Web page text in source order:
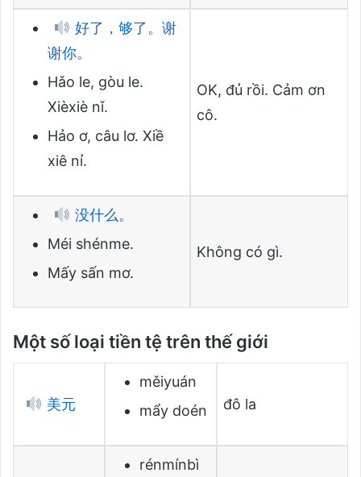
好了，够了。谢
谢你。
Hǎo le, gòu le.
Xièxiè nǐ.
Hảo ơ, câu lơ. Xiề
xiê nỉ.
OK, đủ rồi. Cảm ơn
cô.
没什么。
Méi shénme.
Mấy sấn mơ.
Không có gì.
Một số loại tiền tệ trên thế giới
美元
měiyuán
mẩy doén
đô la
rénmínbì